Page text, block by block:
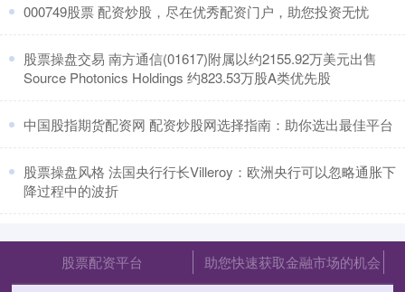
​000749股票 配资炒股，尽在优秀配资门户，助您投资无忧
​股票操盘交易 南方通信(01617)附属以约2155.92万美元出售
Source Photonics Holdings 约823.53万股A类优先股
​中国股指期货配资网 配资炒股网选择指南：助你选出最佳平台
​股票操盘风格 法国央行行长Villeroy：欧洲央行可以忽略通胀下
降过程中的波折
股票配资平台 助您快速获取金融市场的机会